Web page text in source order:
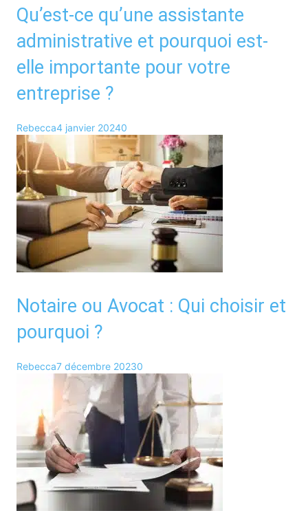
Qu’est-ce qu’une assistante
administrative et pourquoi est-
elle importante pour votre
entreprise ?
Rebecca4 janvier 20240
Notaire ou Avocat : Qui choisir et
pourquoi ?
Rebecca7 décembre 20230